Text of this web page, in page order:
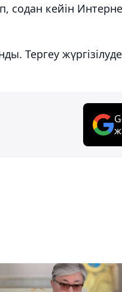
содан кейін
Тергеу